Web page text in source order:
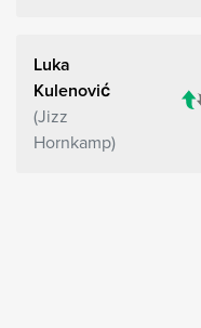
Luka
Kulenović
Jizz
Hornkamp